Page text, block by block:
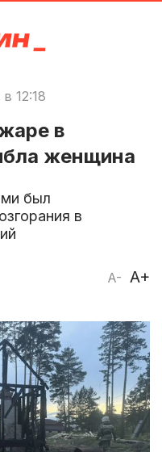
12:18
в
женщина
был
в
A- A+